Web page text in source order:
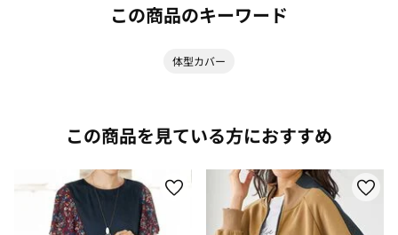
この商品のキーワード
体型カバー
この商品を見ている方におすすめ